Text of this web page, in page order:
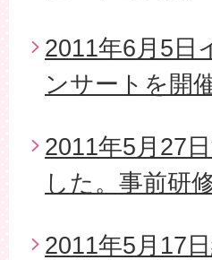
2011年6月5日
ンサートを開
2011年5月27
した。事前研
2011年5月17